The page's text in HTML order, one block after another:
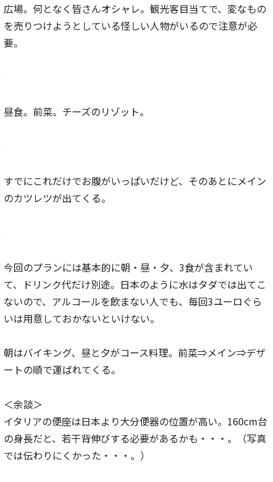
広場。何となく皆さんオシャレ。観光客目当てで、変なもの
を売りつけようとしている怪しい人物がいるので注意が必
要。
昼食。前菜。チーズのリゾット。
すでにこれだけでお腹がいっぱいだけど、そのあとにメイン
のカツレツが出てくる。
今回のプランには基本的に朝・昼・夕、3食が含まれてい
て、ドリンク代だけ別途。日本のように水はタダでは出てこ
ないので、アルコールを飲まない人でも、毎回3ユーロぐら
いは用意しておかないといけない。
朝はバイキング、昼と夕がコース料理。前菜⇒メイン⇒デザ
ートの順で運ばれてくる。
＜余談＞
イタリアの便座は日本より大分便器の位置が高い。160cm台
の身長だと、若干背伸びする必要があるかも・・・。（写真
では伝わりにくかった・・・。）